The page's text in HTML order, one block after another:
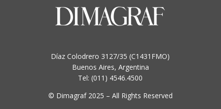
Díaz Colodrero 3127/35 (C1431FMO)
Buenos Aires, Argentina
Tel: (011) 4546.4500
© Dimagraf 2025 – All Rights Reserved